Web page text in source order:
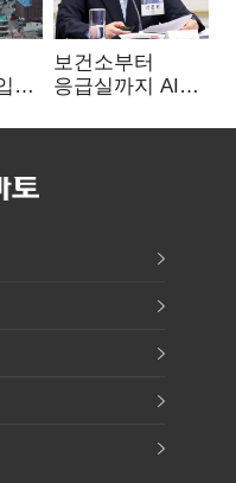
보건소부터
응급실까지 AI
혁신 본격화